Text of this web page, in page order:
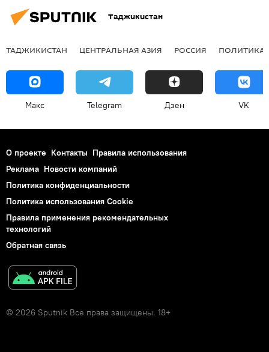
Таджикистан
ТАДЖИКИСТАН ЦЕНТРАЛЬНАЯ АЗИЯ РОССИЯ ПОЛИТИКА
Макс Telegram Дзен VK
О проекте Контакты Правила использования
Реклама Новости компаний
Политика конфиденциальности
Политика использования Cookie
Правила применения рекомендательных
технологий
Обратная связь
© 2026 Sputnik Все права защищены. 18+